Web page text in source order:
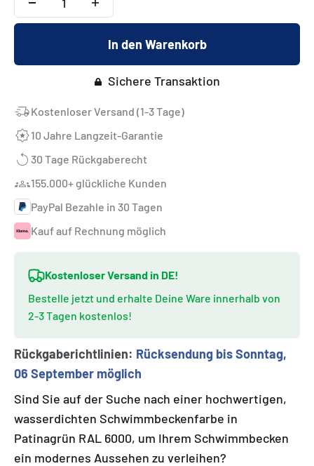
In den Warenkorb
Sichere Transaktion
Kostenloser Versand (1-3 Tage)
10 Jahre Langzeit-Garantie
30 Tage Rückgaberecht
155.000+ glückliche Kunden
PayPal Bezahle in 30 Tagen
Kauf auf Rechnung möglich
Kostenloser Versand in DE!
Bestelle jetzt und erhalte Deine Ware innerhalb von
2-3 Tagen kostenlos!
Rückgaberichtlinien: Rücksendung bis Sonntag,
06 September möglich
Sind Sie auf der Suche nach einer hochwertigen,
wasserdichten Schwimmbeckenfarbe in
Patinagrün RAL 6000, um Ihrem Schwimmbecken
ein modernes Aussehen zu verleihen?